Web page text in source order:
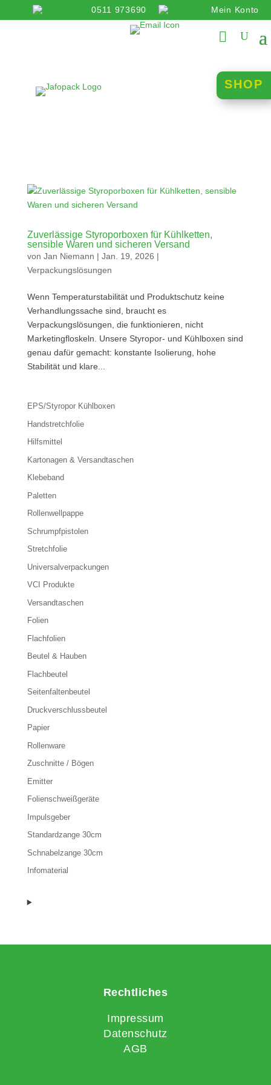
Mein Konto
0511 973690
info@jafopack.de
SHOP
Zuverlässige Styroporboxen für Kühlketten,
sensible Waren und sicheren Versand
von Jan Niemann | Jan. 19, 2026 |
Verpackungslösungen
Wenn Temperaturstabilität und Produktschutz keine
Verhandlungssache sind, braucht es
Verpackungslösungen, die funktionieren, nicht
Marketingfloskeln. Unsere Styropor- und Kühlboxen sind
genau dafür gemacht: konstante Isolierung, hohe
Stabilität und klare...
EPS/Styropor Kühlboxen
Handstretchfolie
Hilfsmittel
Kartonagen & Versandtaschen
Klebeband
Paletten
Rollenwellpappe
Schrumpfpistolen
Stretchfolie
Universalverpackungen
VCI Produkte
Versandtaschen
Folien
Flachfolien
Beutel & Hauben
Flachbeutel
Seitenfaltenbeutel
Druckverschlussbeutel
Papier
Rollenware
Zuschnitte / Bögen
Emitter
Folienschweißgeräte
Impulsgeber
Standardzange 30cm
Schnabelzange 30cm
Infomaterial
Rechtliches
Impressum
Datenschutz
AGB